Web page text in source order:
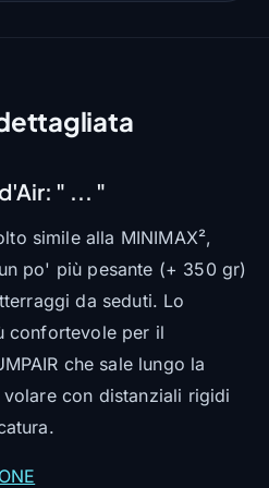
" ... "
simile alla MINIMAX²,
po' più pesante (+ 350 gr)
da seduti. Lo
confortevole per il
che sale lungo la
con distanziali rigidi